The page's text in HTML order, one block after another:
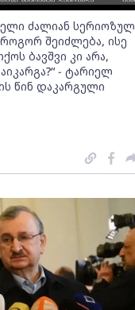
ძალიან სერიოზულ
შეიძლება, ისე
ბავშვი კი არა,
- ტარიელ
წინ დაკარგული